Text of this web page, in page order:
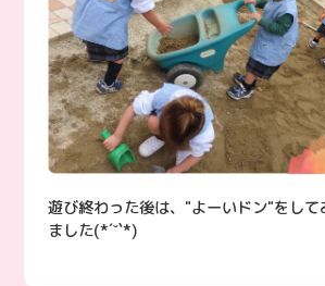
遊び終わった後は、"よーいドン"をして
ました(*´˘`*)